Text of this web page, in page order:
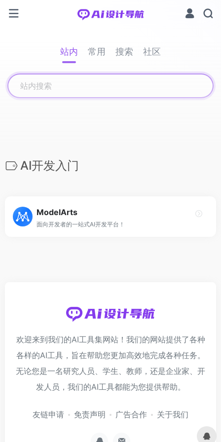
站内 常用 搜索 社区
AI开发入门
ModelArts
面向开发者的一站式AI开发平台！
欢迎来到我们的AI工具集网站！我们的网站提供了各种
各样的AI工具，旨在帮助您更加高效地完成各种任务。
无论您是一名研究人员、学生、教师，还是企业家、开
发人员，我们的AI工具都能为您提供帮助。
友链申请 免责声明 广告合作 关于我们